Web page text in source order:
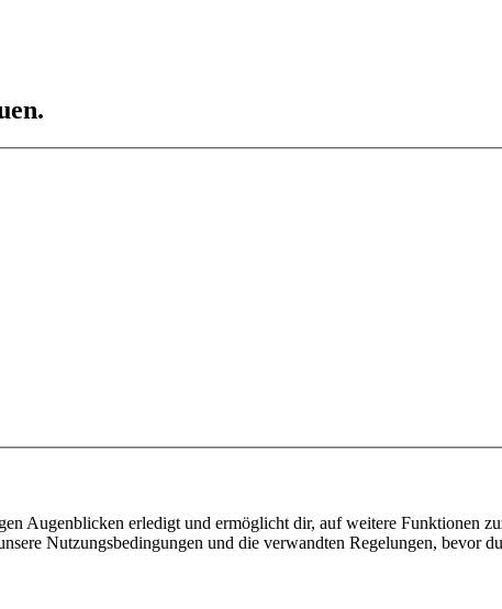
Augenblicken erledigt und ermöglicht dir, auf weitere Funktionen
Nutzungsbedingungen und die verwandten Regelungen, bevor